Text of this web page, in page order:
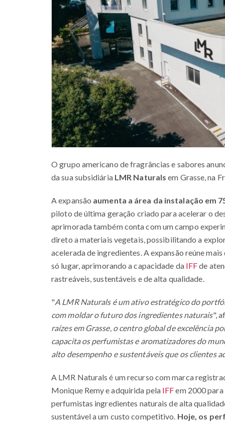
O grupo americano de fragrâncias e sabores
da sua subsidiária LMR Naturals em Grasse, na
A expansão aumenta a área da instalação em
piloto de última geração criado para acelerar o
aprimorada também conta com um campo
direto a materiais vegetais, possibilitando a
acelerada de ingredientes. A expansão reúne
só lugar, aprimorando a capacidade da IFFde
rastreáveis, sustentáveis e de alta qualidade.
"A LMR Naturals é um ativo estratégico do
com moldar o futuro dos ingredientes naturais",
raízes em Grasse, o centro global de excelência
capacita os perfumistas e aromatizadores do
alto desempenho e sustentáveis que os clientes
A LMR Naturals é um recurso com marca
Monique Remy e adquirida pela IFFem 2000
perfumistas ingredientes naturais de alta
sustentável a um custo competitivo. Hoje, os